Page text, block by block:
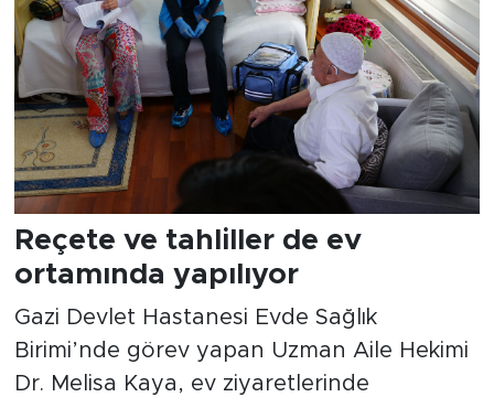
Reçete ve tahliller de ev
ortamında yapılıyor
Gazi Devlet Hastanesi Evde Sağlık
Birimi’nde görev yapan Uzman Aile Hekimi
Dr. Melisa Kaya, ev ziyaretlerinde